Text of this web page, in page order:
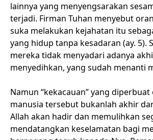
lainnya yang menyengsarakan
terjadi. Firman Tuhan menyebut
suka melakukan kejahatan itu
yang hidup tanpa kesadaran (ay. 5).
mereka tidak menyadari adanya
menyedihkan, yang sudah menanti
Namun “kekacauan” yang
manusia tersebut bukanlah akhir
Allah akan hadir dan memulihkan
mendatangkan keselamatan bagi